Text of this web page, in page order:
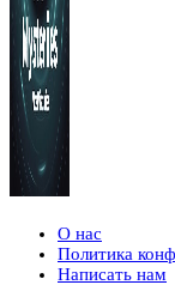
О нас
Политика
Написать нам